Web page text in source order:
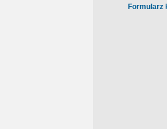
Formularz